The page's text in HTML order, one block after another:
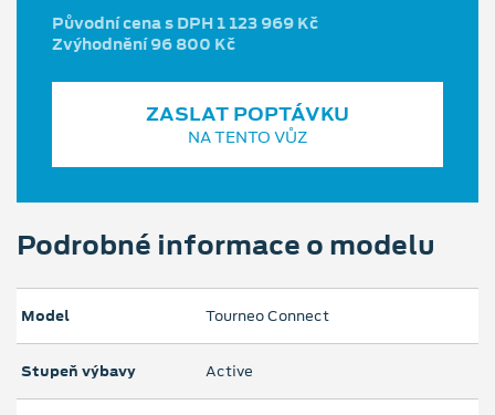
Původní cena s DPH 1 123 969 Kč
Zvýhodnění 96 800 Kč
ZASLAT POPTÁVKU
NA TENTO VŮZ
Podrobné informace o modelu
Model Tourneo Connect
Stupeň výbavy Active